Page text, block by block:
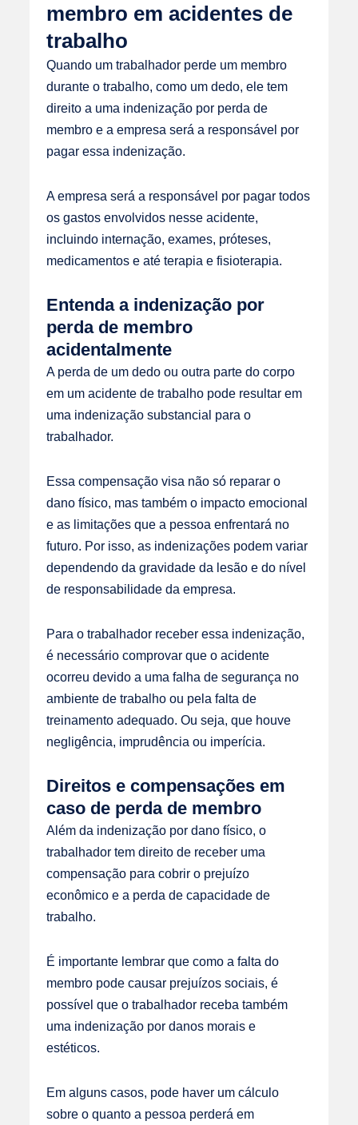
membro em acidentes de
trabalho
Quando um trabalhador perde um membro
durante o trabalho, como um dedo, ele tem
direito a uma indenização por perda de
membro e a empresa será a responsável por
pagar essa indenização.
A empresa será a responsável por pagar todos
os gastos envolvidos nesse acidente,
incluindo internação, exames, próteses,
medicamentos e até terapia e fisioterapia.
Entenda a indenização por
perda de membro
acidentalmente
A perda de um dedo ou outra parte do corpo
em um acidente de trabalho pode resultar em
uma indenização substancial para o
trabalhador.
Essa compensação visa não só reparar o
dano físico, mas também o impacto emocional
e as limitações que a pessoa enfrentará no
futuro. Por isso, as indenizações podem variar
dependendo da gravidade da lesão e do nível
de responsabilidade da empresa.
Para o trabalhador receber essa indenização,
é necessário comprovar que o acidente
ocorreu devido a uma falha de segurança no
ambiente de trabalho ou pela falta de
treinamento adequado. Ou seja, que houve
negligência, imprudência ou imperícia.
Direitos e compensações em
caso de perda de membro
Além da indenização por dano físico, o
trabalhador tem direito de receber uma
compensação para cobrir o prejuízo
econômico e a perda de capacidade de
trabalho.
É importante lembrar que como a falta do
membro pode causar prejuízos sociais, é
possível que o trabalhador receba também
uma indenização por danos morais e
estéticos.
Em alguns casos, pode haver um cálculo
sobre o quanto a pessoa perderá em